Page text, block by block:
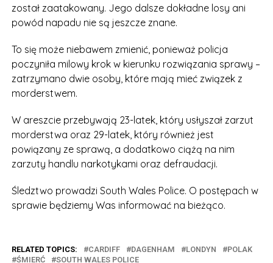
został zaatakowany. Jego dalsze dokładne losy ani
powód napadu nie są jeszcze znane.
To się może niebawem zmienić, ponieważ policja
poczyniła milowy krok w kierunku rozwiązania sprawy –
zatrzymano dwie osoby, które mają mieć związek z
morderstwem.
W areszcie przebywają 23-latek, który usłyszał zarzut
morderstwa oraz 29-latek, który również jest
powiązany ze sprawą, a dodatkowo ciążą na nim
zarzuty handlu narkotykami oraz defraudacji.
Śledztwo prowadzi South Wales Police. O postępach w
sprawie będziemy Was informować na bieżąco.
RELATED TOPICS: CARDIFF DAGENHAM LONDYN
POLAK
ŚMIERĆ
SOUTH WALES POLICE